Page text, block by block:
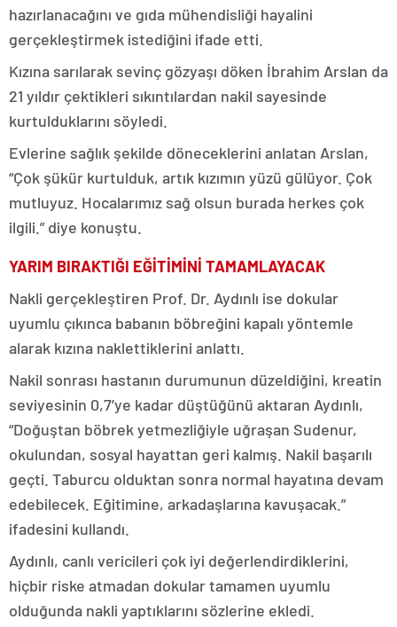
hazırlanacağını ve gıda mühendisliği hayalini
gerçekleştirmek istediğini ifade etti.
Kızına sarılarak sevinç gözyaşı döken İbrahim Arslan da
21 yıldır çektikleri sıkıntılardan nakil sayesinde
kurtulduklarını söyledi.
Evlerine sağlık şekilde döneceklerini anlatan Arslan,
“Çok şükür kurtulduk, artık kızımın yüzü gülüyor. Çok
mutluyuz. Hocalarımız sağ olsun burada herkes çok
ilgili.” diye konuştu.
YARIM BIRAKTIĞI EĞİTİMİNİ TAMAMLAYACAK
Nakli gerçekleştiren Prof. Dr. Aydınlı ise dokular
uyumlu çıkınca babanın böbreğini kapalı yöntemle
alarak kızına naklettiklerini anlattı.
Nakil sonrası hastanın durumunun düzeldiğini, kreatin
seviyesinin 0,7’ye kadar düştüğünü aktaran Aydınlı,
“Doğuştan böbrek yetmezliğiyle uğraşan Sudenur,
okulundan, sosyal hayattan geri kalmış. Nakil başarılı
geçti. Taburcu olduktan sonra normal hayatına devam
edebilecek. Eğitimine, arkadaşlarına kavuşacak.”
ifadesini kullandı.
Aydınlı, canlı vericileri çok iyi değerlendirdiklerini,
hiçbir riske atmadan dokular tamamen uyumlu
olduğunda nakli yaptıklarını sözlerine ekledi.